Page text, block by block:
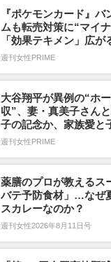
『ポケモンカード』
ムも転売対策に“マイ
「効果テキメン」広が
週刊女性PRIME
大谷翔平が異例の“ホ
収”、妻・真美子さん
子の記念か、家族愛と
週刊女性PRIME
薬膳のプロが教えるス
バテ予防食材」…なぜ
スカレーなのか？
週刊女性2026年8月11日号